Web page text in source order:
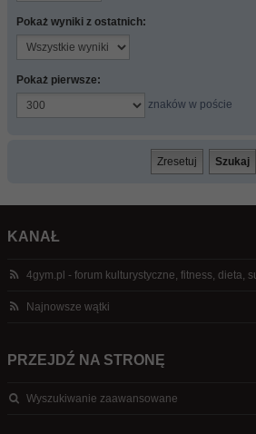
Pokaż wyniki z ostatnich:
Pokaż pierwsze:
znaków w poście
KANAŁ
4gym.pl - forum kulturystyczne, fitness, dieta,
Najnowsze wątki
PRZEJDŹ NA STRONĘ
Wyszukiwanie zaawansowane